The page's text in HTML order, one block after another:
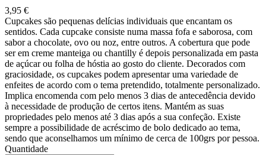
3,95 €
Cupcakes são pequenas delícias individuais que encantam os
sentidos. Cada cupcake consiste numa massa fofa e saborosa, com
sabor a chocolate, ovo ou noz, entre outros. A cobertura que pode
ser em creme manteiga ou chantilly é depois personalizada em pasta
de açúcar ou folha de hóstia ao gosto do cliente. Decorados com
graciosidade, os cupcakes podem apresentar uma variedade de
enfeites de acordo com o tema pretendido, totalmente personalizado.
Implica encomenda com pelo menos 3 dias de antecedência devido
à necessidade de produção de certos itens. Mantém as suas
propriedades pelo menos até 3 dias após a sua confeção. Existe
sempre a possibilidade de acréscimo de bolo dedicado ao tema,
sendo que aconselhamos um mínimo de cerca de 100grs por pessoa.
Quantidade